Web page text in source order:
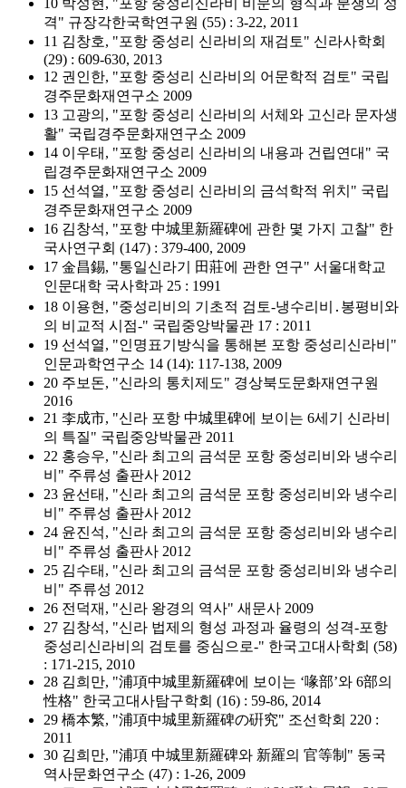
10 박성현, "포항 중성리신라비 비문의 형식과 분쟁의 성
격" 규장각한국학연구원 (55) : 3-22, 2011
11 김창호, "포항 중성리 신라비의 재검토" 신라사학회
(29) : 609-630, 2013
12 권인한, "포항 중성리 신라비의 어문학적 검토" 국립
경주문화재연구소 2009
13 고광의, "포항 중성리 신라비의 서체와 고신라 문자생
활" 국립경주문화재연구소 2009
14 이우태, "포항 중성리 신라비의 내용과 건립연대" 국
립경주문화재연구소 2009
15 선석열, "포항 중성리 신라비의 금석학적 위치" 국립
경주문화재연구소 2009
16 김창석, "포항 中城里新羅碑에 관한 몇 가지 고찰" 한
국사연구회 (147) : 379-400, 2009
17 金昌錫, "통일신라기 田莊에 관한 연구" 서울대학교
인문대학 국사학과 25 : 1991
18 이용현, "중성리비의 기초적 검토-냉수리비․봉평비와
의 비교적 시점-" 국립중앙박물관 17 : 2011
19 선석열, "인명표기방식을 통해본 포항 중성리신라비"
인문과학연구소 14 (14): 117-138, 2009
20 주보돈, "신라의 통치제도" 경상북도문화재연구원
2016
21 李成市, "신라 포항 中城里碑에 보이는 6세기 신라비
의 특질" 국립중앙박물관 2011
22 홍승우, "신라 최고의 금석문 포항 중성리비와 냉수리
비" 주류성 출판사 2012
23 윤선태, "신라 최고의 금석문 포항 중성리비와 냉수리
비" 주류성 출판사 2012
24 윤진석, "신라 최고의 금석문 포항 중성리비와 냉수리
비" 주류성 출판사 2012
25 김수태, "신라 최고의 금석문 포항 중성리비와 냉수리
비" 주류성 2012
26 전덕재, "신라 왕경의 역사" 새문사 2009
27 김창석, "신라 법제의 형성 과정과 율령의 성격-포항
중성리신라비의 검토를 중심으로-" 한국고대사학회 (58)
: 171-215, 2010
28 김희만, "浦項中城里新羅碑에 보이는 ‘喙部’와 6部의
性格" 한국고대사탐구학회 (16) : 59-86, 2014
29 橋本繁, "浦項中城里新羅碑の硏究" 조선학회 220 :
2011
30 김희만, "浦項 中城里新羅碑와 新羅의 官等制" 동국
역사문화연구소 (47) : 1-26, 2009